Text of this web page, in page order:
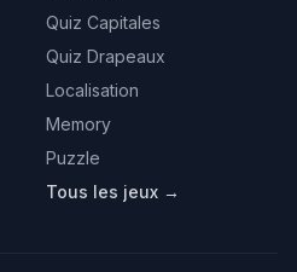
Quiz Capitales
Quiz Drapeaux
Localisation
Memory
Puzzle
Tous les jeux →